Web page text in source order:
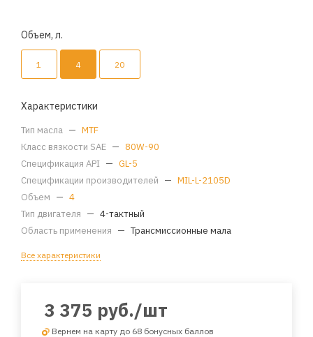
Объем, л.
1 4 20
Характеристики
Тип масла — MTF
Класс вязкости SAE — 80W-90
Спецификация API — GL-5
Спецификации производителей — MIL-L-2105D
Объем — 4
Тип двигателя — 4-тактный
Область применения — Трансмиссионные мала
Все характеристики
3 375 руб./шт
Вернем на карту до 68 бонусных баллов